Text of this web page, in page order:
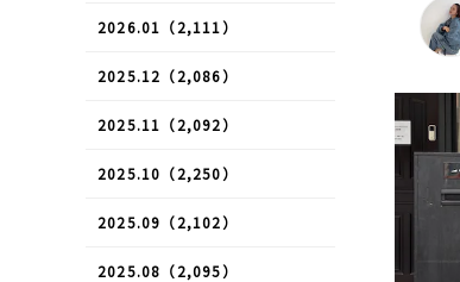
2026.01（2,111）
2025.12（2,086）
2025.11（2,092）
2025.10（2,250）
2025.09（2,102）
2025.08（2,095）